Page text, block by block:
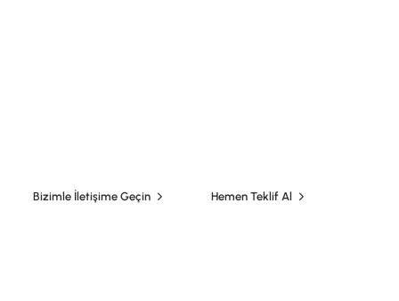
Bizimle İletişime Geçin Hemen Teklif Al